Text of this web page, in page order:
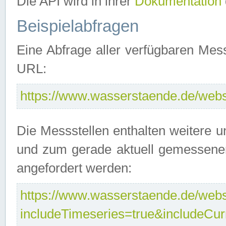
Beispielabfragen
Eine Abfrage aller verfügbaren
URL:
https://www.wasserstaende.de/
Die Messstellen enthalten weitere
und zum gerade aktuell
angefordert werden:
https://www.wasserstaende.de/